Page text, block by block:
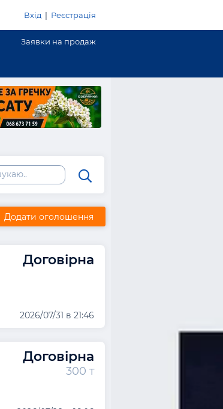
Вхід | Реєстрація
Заявки на продаж
Додати оголошення
Договірна
2026/07/31 в 21:46
Договірна
300 т